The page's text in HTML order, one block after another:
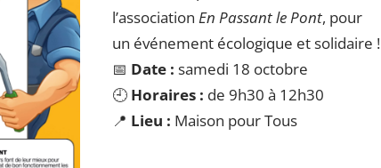
l’association En Passant le Pont, pour
un événement écologique et solidaire !
📅 Date : samedi 18 octobre
🕘 Horaires : de 9h30 à 12h30
📍 Lieu : Maison pour Tous